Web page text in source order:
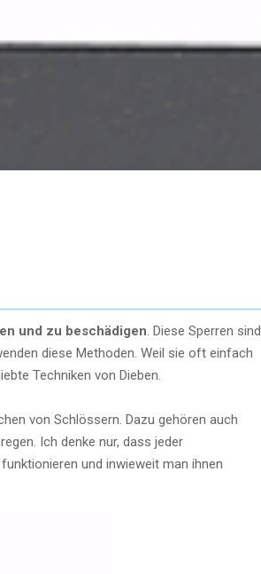
und zu beschädigen . Diese Sperren sind
diese Methoden. Weil sie oft einfach
Techniken von Dieben.
von Schlössern. Dazu gehören auch
Ich denke nur, dass jeder
und inwieweit man ihnen